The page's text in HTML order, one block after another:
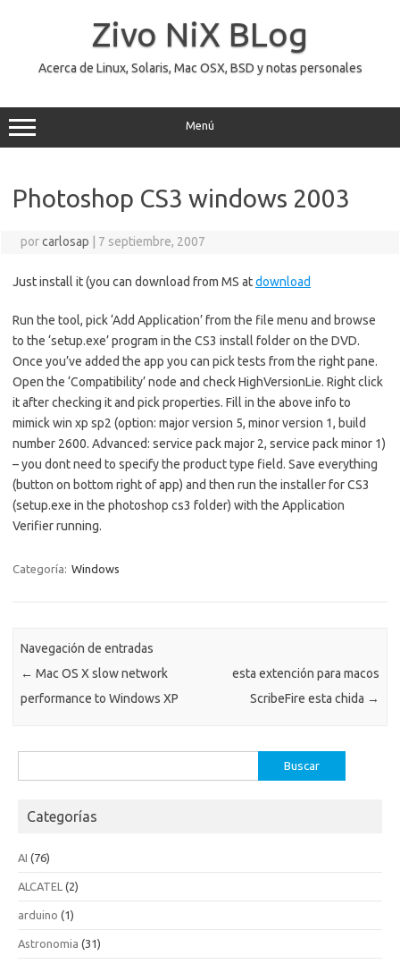
Zivo NiX BLog
Acerca de Linux, Solaris, Mac OSX, BSD y notas personales
Menú
Photoshop CS3 windows 2003
porcarlosap 7 septiembre, 2007
Just install it (you can download from MS atdownload
Run the tool, pick ‘Add Application’ from the file menu and browse
to the ‘setup.exe’ program in the CS3 install folder on the DVD.
Once you’ve added the app you can pick tests from the right pane.
Open the ‘Compatibility’ node and check HighVersionLie. Right click
it after checking it and pick properties. Fill in the above info to
mimick win xp sp2 (option: major version 5, minor version 1, build
number 2600. Advanced: service pack major 2, service pack minor 1)
– you dont need to specify the product type field. Save everything
(button on bottom right of app) and then run the installer for CS3
(setup.exe in the photoshop cs3 folder) with the Application
Verifier running.
Categoría: Windows
Navegación de entradas
← Mac OS X slow network
performance to Windows XP
esta extención para macos
ScribeFire esta chida →
Categorías
AI (76)
ALCATEL (2)
arduino (1)
Astronomia (31)